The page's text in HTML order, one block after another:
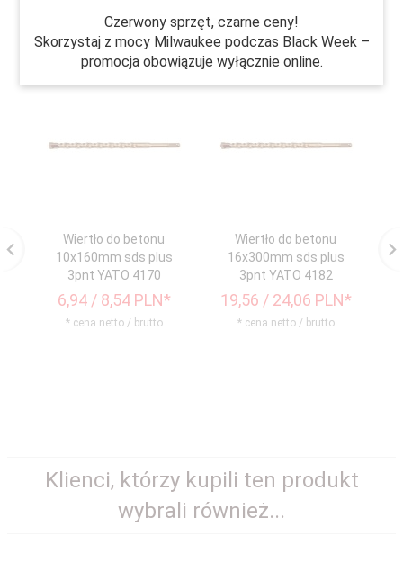
Polecamy
Wiertło do betonu
10x160mm sds plus
3pnt YATO 4170
6,94 / 8,54 PLN*
* cena netto / brutto
Wiertło do betonu
16x300mm sds plus
3pnt YATO 4182
19,56 / 24,06 PLN*
* cena netto / brutto
Klienci, którzy kupili ten produkt
wybrali również...
Czerwony sprzęt, czarne ceny!
Skorzystaj z mocy Milwaukee podczas Black Week –
promocja obowiązuje wyłącznie online.